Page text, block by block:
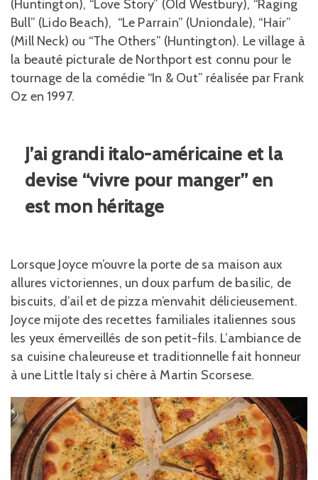
(Huntington), “Love Story” (Old Westbury), “Raging
Bull” (Lido Beach), “Le Parrain” (Uniondale), “Hair”
(Mill Neck) ou “The Others” (Huntington). Le village à
la beauté picturale de Northport est connu pour le
tournage de la comédie “In & Out” réalisée par Frank
Oz en 1997.
J’ai grandi italo-américaine et la
devise “vivre pour manger” en
est mon héritage
Lorsque Joyce m’ouvre la porte de sa maison aux
allures victoriennes, un doux parfum de basilic, de
biscuits, d’ail et de pizza m’envahit délicieusement.
Joyce mijote des recettes familiales italiennes sous
les yeux émerveillés de son petit-fils. L’ambiance de
sa cuisine chaleureuse et traditionnelle fait honneur
à une Little Italy si chère à Martin Scorsese.